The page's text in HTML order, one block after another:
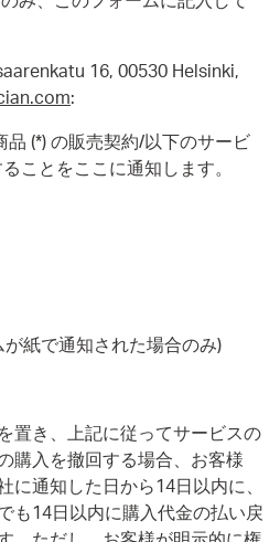
16, 00530 Helsinki,
:
品 (*) の販売契約/以下のサービ
ことをここに通知します。
紙で通知された場合のみ)
置き、上記に従ってサービスの
購入を撤回する場合、お客様
に通知した日から14日以内に、
も14日以内に購入代金の払い戻